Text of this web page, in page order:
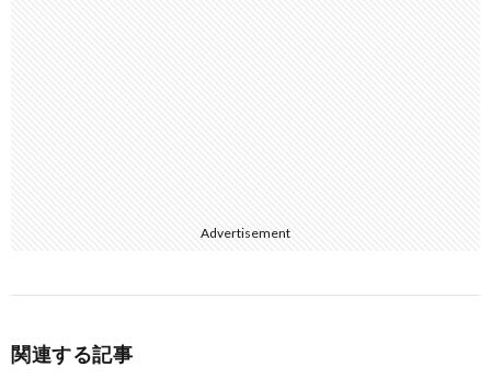
Advertisement
関連する記事